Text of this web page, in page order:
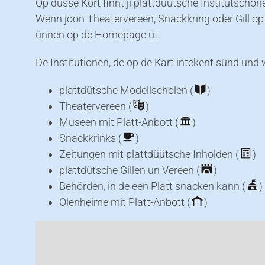
Op düsse Kort finnt ji plattdüütsche
Wenn joon Theatervereen, Snackkring oder Gill
ünnen op de Homepage ut.
De Institutionen, de op de Kart intekent sünd und
plattdütsche Modellscholen (
)
Theatervereen (
)
Museen mit Platt-Anbott (
)
Snackkrinks (
)
Zeitungen mit plattdüütsche Inholden (
)
plattdütsche Gillen un Vereen (
)
Behörden, in de een Platt snacken kann (
)
Olenheime mit Platt-Anbott (
)